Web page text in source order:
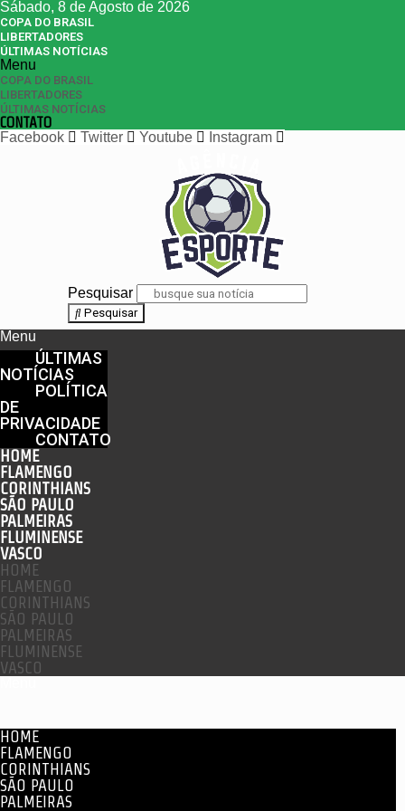
Sábado, 8 de Agosto de 2026
COPA DO BRASIL
LIBERTADORES
ÚLTIMAS NOTÍCIAS
Menu
COPA DO BRASIL
LIBERTADORES
ÚLTIMAS NOTÍCIAS
CONTATO
Facebook
Twitter Youtube Instagram
Pesquisar
Pesquisar
Menu
ÚLTIMAS
NOTÍCIAS
POLÍTICA
DE
PRIVACIDADE
CONTATO
HOME
FLAMENGO
CORINTHIANS
SÃO PAULO
PALMEIRAS
FLUMINENSE
VASCO
HOME
FLAMENGO
CORINTHIANS
SÃO PAULO
PALMEIRAS
FLUMINENSE
VASCO
HOME
FLAMENGO
CORINTHIANS
SÃO PAULO
PALMEIRAS